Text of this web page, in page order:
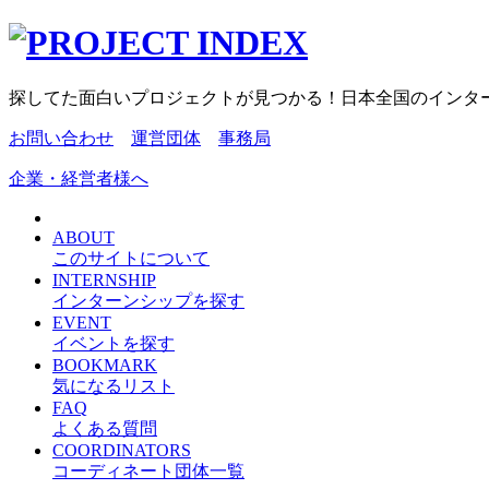
探してた面白いプロジェクトが見つかる！日本全国のインタ
お問い合わせ 運営団体 事務局
企業・経営者様へ
ABOUT
このサイトについて
INTERNSHIP
インターンシップを探す
EVENT
イベントを探す
BOOKMARK
気になるリスト
FAQ
よくある質問
COORDINATORS
コーディネート団体一覧